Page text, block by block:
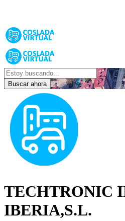
Buscar ahora
TECHTRONIC
IBERIA,S.L.